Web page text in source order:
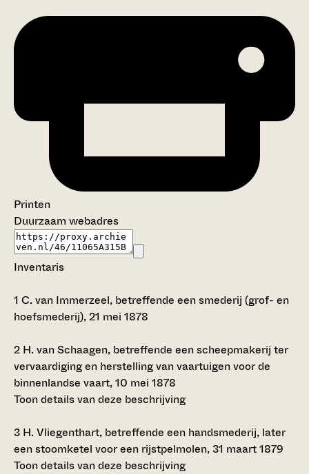
Printen
Duurzaam webadres
Inventaris
1 C. van Immerzeel, betreffende een smederij (grof- en
hoefsmederij), 21 mei 1878
2 H. van Schaagen, betreffende een scheepmakerij ter
vervaardiging en herstelling van vaartuigen voor de
binnenlandse vaart, 10 mei 1878
Toon details van deze beschrijving
3 H. Vliegenthart, betreffende een handsmederij, later
een stoomketel voor een rijstpelmolen, 31 maart 1879
Toon details van deze beschrijving